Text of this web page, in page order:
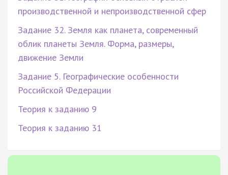
производственной и непроизводственной сфер
Задание 32. Земля как планета, современный
облик планеты Земля. Форма, размеры,
движение Земли
Задание 5. Географические особенности
Российской Федерации
Теория к заданию 9
Теория к заданию 31